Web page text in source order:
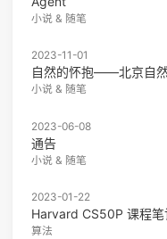
小说 & 随笔
2023-11-01
自然的怀抱——北京自
小说 & 随笔
2023-06-08
通告
小说 & 随笔
2023-01-22
Harvard CS50P 课程笔
算法